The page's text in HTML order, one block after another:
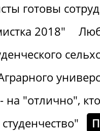
готовы
2018"
"отлично",